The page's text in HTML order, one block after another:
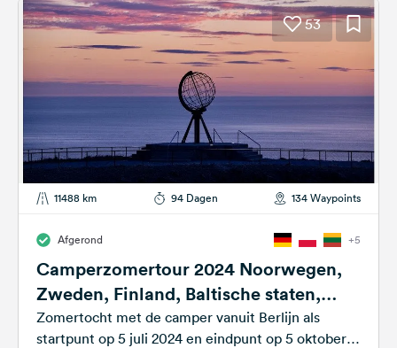
53
11488 km 94 Dagen 134 Waypoints
Afgerond +5
Camperzomertour 2024 Noorwegen,
Zweden, Finland, Baltische staten,
Polen
Zomertocht met de camper vanuit Berlijn als
startpunt op 5 juli 2024 en eindpunt op 5 oktober